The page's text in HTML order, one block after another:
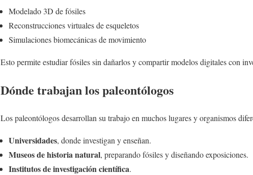
Modelado 3D de fósiles
Reconstrucciones virtuales de esqueletos
Simulaciones biomecánicas de movimiento
Esto permite estudiar fósiles sin dañarlos y compartir modelos digitales con
Dónde trabajan los paleontólogos
Los paleontólogos desarrollan su trabajo en muchos lugares y organismos
Universidades, donde investigan y enseñan.
Museos de historia natural, preparando fósiles y diseñando exposiciones.
Institutos de investigación científica.